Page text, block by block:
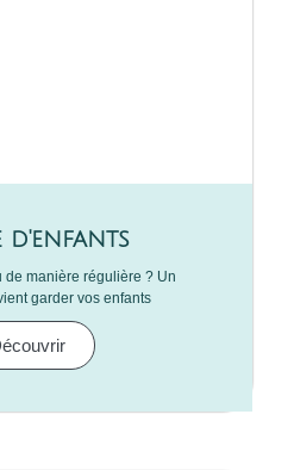
d'enfants
de manière régulière ? Un
garder vos enfants